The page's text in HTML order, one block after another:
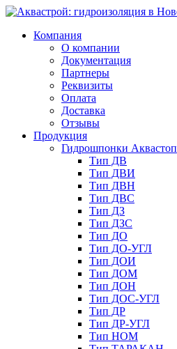
Компания
О компании
Документация
Партнеры
Реквизиты
Оплата
Доставка
Отзывы
Продукция
Гидрошпонки Аквастоп
Тип ДВ
Тип ДВИ
Тип ДВН
Тип ДВС
Тип ДЗ
Тип ДЗС
Тип ДО
Тип ДО-УГЛ
Тип ДОИ
Тип ДОМ
Тип ДОН
Тип ДОС-УГЛ
Тип ДР
Тип ДР-УГЛ
Тип НОМ